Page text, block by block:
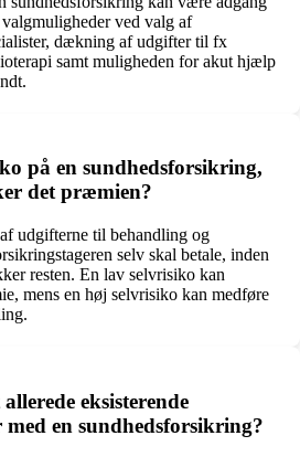
ved valg af
dækning af udgifter til fx
samt muligheden for akut hjælp
på en sundhedsforsikring,
det præmien?
udgifterne til behandling og
selv skal betale, inden
resten. En lav selvrisiko kan
mens en høj selvrisiko kan medføre
eksisterende
en sundhedsforsikring?